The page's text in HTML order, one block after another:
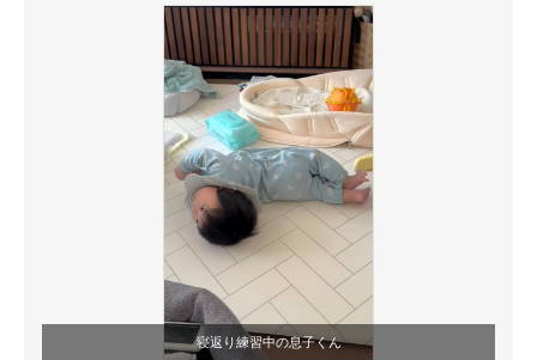
ITの今と未来を見通す
スマホと通信の最新トレンド
進化するPCとデバイスの未来
好きが集まる 比べて選べる
ビジネスと働き方のヒント
AI活用のいまが分かる
企業ITのトレンドを詳説
寝返り練習中の息子くん